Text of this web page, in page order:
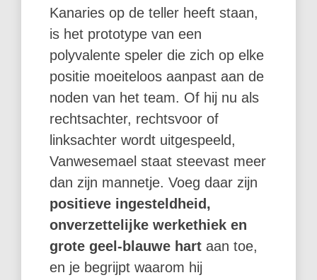
Kanaries op de teller heeft staan,
is het prototype van een
polyvalente speler die zich op elke
positie moeiteloos aanpast aan de
noden van het team. Of hij nu als
rechtsachter, rechtsvoor of
linksachter wordt uitgespeeld,
Vanwesemael staat steevast meer
dan zijn mannetje. Voeg daar zijn
positieve ingesteldheid,
onverzettelijke werkethiek en
grote geel-blauwe hart aan toe,
en je begrijpt waarom hij